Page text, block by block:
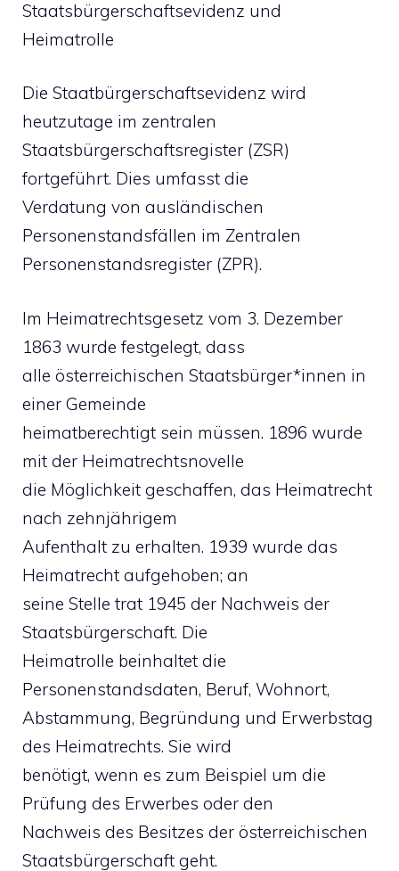
Staatsbürgerschaftsevidenz und
Heimatrolle
Die Staatbürgerschaftsevidenz wird
heutzutage im zentralen
Staatsbürgerschaftsregister (ZSR)
fortgeführt. Dies umfasst die
Verdatung von ausländischen
Personenstandsfällen im Zentralen
Personenstandsregister (ZPR).
Im Heimatrechtsgesetz vom 3. Dezember
1863 wurde festgelegt, dass
alle österreichischen Staatsbürger*innen in
einer Gemeinde
heimatberechtigt sein müssen. 1896 wurde
mit der Heimatrechtsnovelle
die Möglichkeit geschaffen, das Heimatrecht
nach zehnjährigem
Aufenthalt zu erhalten. 1939 wurde das
Heimatrecht aufgehoben; an
seine Stelle trat 1945 der Nachweis der
Staatsbürgerschaft. Die
Heimatrolle beinhaltet die
Personenstandsdaten, Beruf, Wohnort,
Abstammung, Begründung und Erwerbstag
des Heimatrechts. Sie wird
benötigt, wenn es zum Beispiel um die
Prüfung des Erwerbes oder den
Nachweis des Besitzes der österreichischen
Staatsbürgerschaft geht.